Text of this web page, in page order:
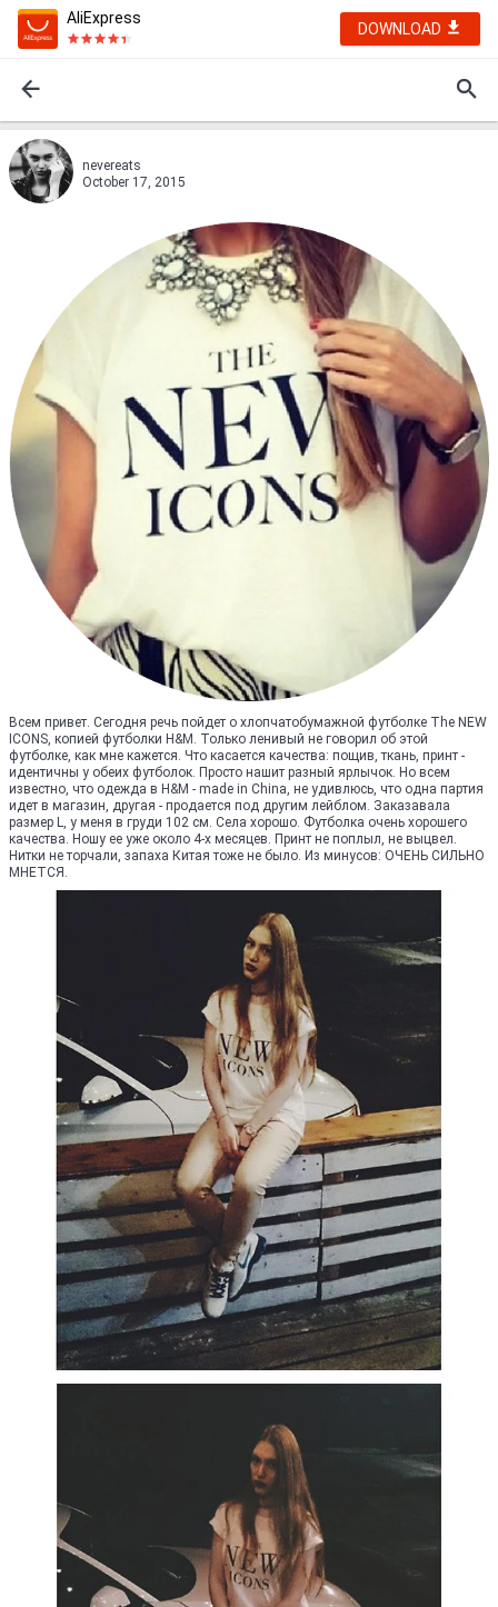
AliExpress
DOWNLOAD
nevereats
October 17, 2015
Всем привет. Сегодня речь пойдет о хлопчатобумажной футболке The NEW
ICONS, копией футболки H&M. Только ленивый не говорил об этой
футболке, как мне кажется. Что касается качества: пощив, ткань, принт -
идентичны у обеих футболок. Просто нашит разный ярлычок. Но всем
известно, что одежда в H&M - made in China, не удивлюсь, что одна партия
идет в магазин, другая - продается под другим лейблом. Заказавала
размер L, у меня в груди 102 см. Села хорошо. Футболка очень хорошего
качества. Ношу ее уже около 4-х месяцев. Принт не поплыл, не выцвел.
Нитки не торчали, запаха Китая тоже не было. Из минусов: ОЧЕНЬ СИЛЬНО
МНЕТСЯ.